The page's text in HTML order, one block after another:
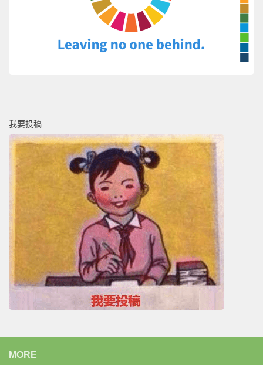
我要投稿
MORE